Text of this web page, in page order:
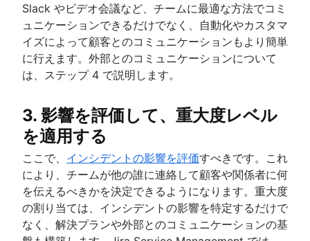
Slack やビデオ会議など、チームに最適な方法でコミ
ュニケーションできるだけでなく、自動化やカスタマ
イズによって顧客とのコミュニケーションもより簡単
に行えます。外部とのコミュニケーションについて
は、ステップ 4 で説明します。
3. 影響を評価して、重大度レベル
を適用する
ここで、 インシデントの影響を評価すべきです。これ
により、チームが他の誰に連絡して顧客や関係者に何
を伝えるべきかを決定できるようになります。重大度
の割り当ては、インシデントの影響を特定するだけで
なく、解決プランや外部とのコミュニケーションの基